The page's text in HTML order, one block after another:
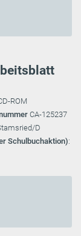
ROM
CA-125237
D
Schulbuchaktion):